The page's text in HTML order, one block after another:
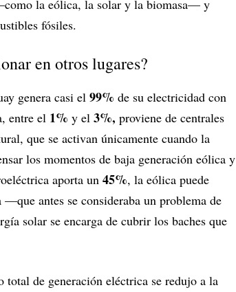
la eólica, la solar y la biomasa— y
fósiles.
en otros lugares?
genera casi el 99% de su electricidad con
entre el 1% y el 3%, proviene de centrales
que se activan únicamente cuando la
los momentos de baja generación eólica y
aporta un 45%, la eólica puede
antes se consideraba un problema de
solar se encarga de cubrir los baches que
de generación eléctrica se redujo a la